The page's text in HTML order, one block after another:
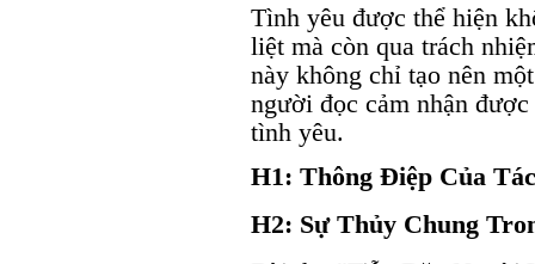
Tình yêu được thể hiện
liệt mà còn qua trách
này không chỉ tạo nên
người đọc cảm nhận
tình yêu.
H1: Thông Điệp Của
H2: Sự Thủy Chung